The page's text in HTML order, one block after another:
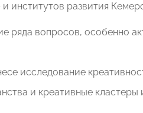
институтов развития
ряда вопросов, особенно
исследование
и креативные кластеры